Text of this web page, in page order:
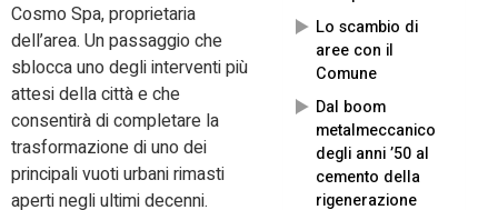
Lo scambio di
aree con il
Comune
Dal boom
metalmeccanico
degli anni ’50 al
cemento della
rigenerazione
Cosmo Spa, proprietaria
dell’area. Un passaggio che
sblocca uno degli interventi più
attesi della città e che
consentirà di completare la
trasformazione di uno dei
principali vuoti urbani rimasti
aperti negli ultimi decenni.